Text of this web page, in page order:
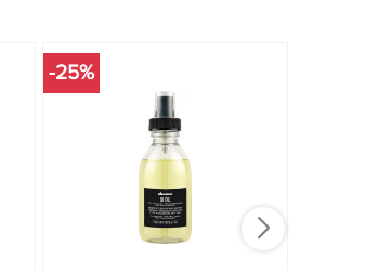
-25%